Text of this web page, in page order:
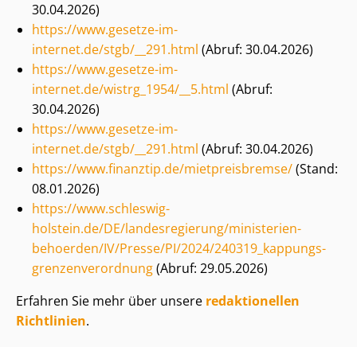
30.04.2026)
https://www.gesetze-im-
internet.de/stgb/__291.html (Abruf: 30.04.2026)
https://www.gesetze-im-
internet.de/wistrg_1954/__5.html (Abruf:
30.04.2026)
https://www.gesetze-im-
internet.de/stgb/__291.html (Abruf: 30.04.2026)
https://www.finanztip.de/mietpreisbremse/(Stand:
08.01.2026)
https://www.schleswig-
holstein.de/DE/landesregierung/ministerien-
behoerden/IV/Presse/PI/2024/240319_kap­pungs­
gren­zen­ver­ord­nung(Abruf: 29.05.2026)
Erfahren Sie mehr über unsere redaktionellen
Richtlinien.